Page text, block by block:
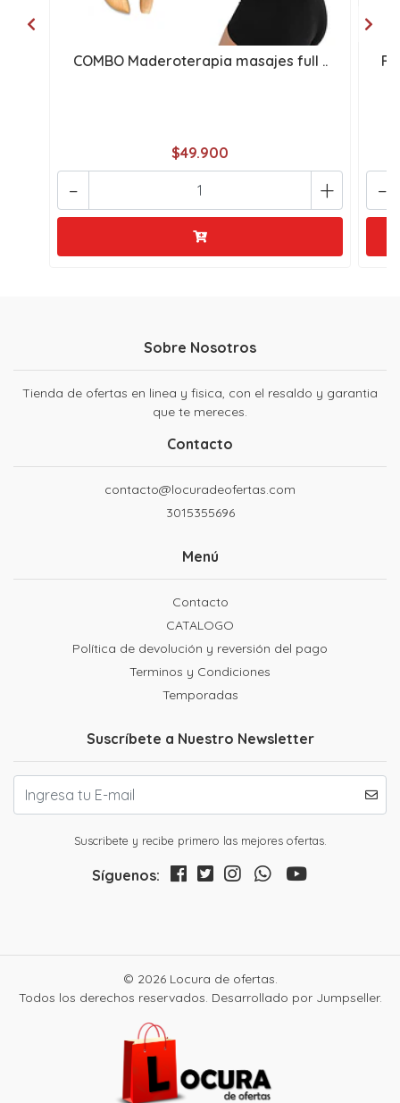
COMBO Maderoterapia masajes full ..
$49.900
+
- -
Sobre Nosotros
Tienda de ofertas en linea y fisica, con el resaldo y garantia
que te mereces.
Contacto
contacto@locuradeofertas.com
3015355696
Menú
Contacto
CATALOGO
Política de devolución y reversión del pago
Terminos y Condiciones
Temporadas
Suscríbete a Nuestro Newsletter
Suscribete y recibe primero las mejores ofertas.
Síguenos:
© 2026 Locura de ofertas.
Todos los derechos reservados. Desarrollado por Jumpseller.